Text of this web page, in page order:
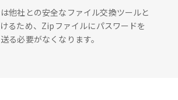
他社との安全なファイル交換ツールと
るため、Zipファイルにパスワードを
る必要がなくなります。